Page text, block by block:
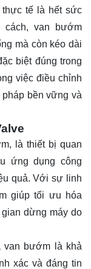
tế là hết sức
cách, van bướm
mà còn kéo dài
biệt đúng trong
việc điều chỉnh
bền vững và
là thiết bị quan
ứng dụng công
quả. Với sự linh
giúp tối ưu hóa
dừng máy do
van bướm là khả
xác và đáng tin